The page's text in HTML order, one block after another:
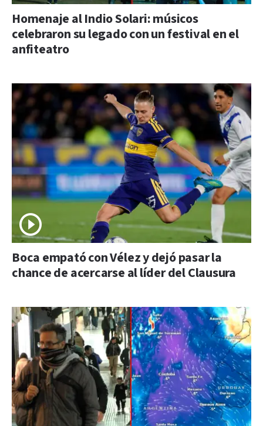
Homenaje al Indio Solari: músicos
celebraron su legado con un festival en el
anfiteatro
Boca empató con Vélez y dejó pasar la
chance de acercarse al líder del Clausura